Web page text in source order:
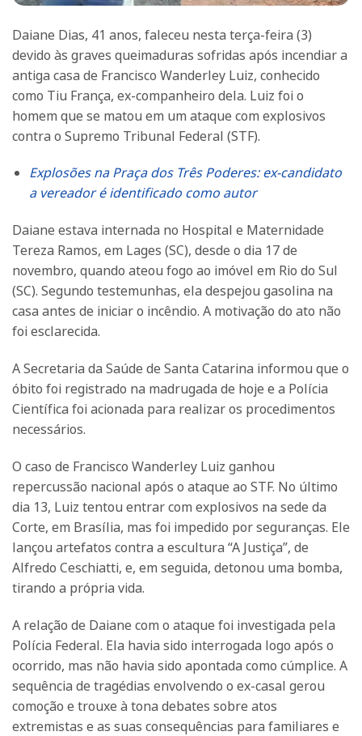
Daiane Dias, 41 anos, faleceu nesta terça-feira (3)
devido às graves queimaduras sofridas após incendiar a
antiga casa de Francisco Wanderley Luiz, conhecido
como Tiu França, ex-companheiro dela. Luiz foi o
homem que se matou em um ataque com explosivos
contra o Supremo Tribunal Federal (STF).
Explosões na Praça dos Três Poderes: ex-candidato
a vereador é identificado como autor
Daiane estava internada no Hospital e Maternidade
Tereza Ramos, em Lages (SC), desde o dia 17 de
novembro, quando ateou fogo ao imóvel em Rio do Sul
(SC). Segundo testemunhas, ela despejou gasolina na
casa antes de iniciar o incêndio. A motivação do ato não
foi esclarecida.
A Secretaria da Saúde de Santa Catarina informou que o
óbito foi registrado na madrugada de hoje e a Polícia
Científica foi acionada para realizar os procedimentos
necessários.
O caso de Francisco Wanderley Luiz ganhou
repercussão nacional após o ataque ao STF. No último
dia 13, Luiz tentou entrar com explosivos na sede da
Corte, em Brasília, mas foi impedido por seguranças. Ele
lançou artefatos contra a escultura “A Justiça”, de
Alfredo Ceschiatti, e, em seguida, detonou uma bomba,
tirando a própria vida.
A relação de Daiane com o ataque foi investigada pela
Polícia Federal. Ela havia sido interrogada logo após o
ocorrido, mas não havia sido apontada como cúmplice. A
sequência de tragédias envolvendo o ex-casal gerou
comoção e trouxe à tona debates sobre atos
extremistas e as suas consequências para familiares e